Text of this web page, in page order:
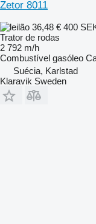
Zetor 8011
36,48 € 400
Trator de rodas
2 792 m/h
Combustível gasóleo
Suécia, Karlstad
Klaravik Sweden